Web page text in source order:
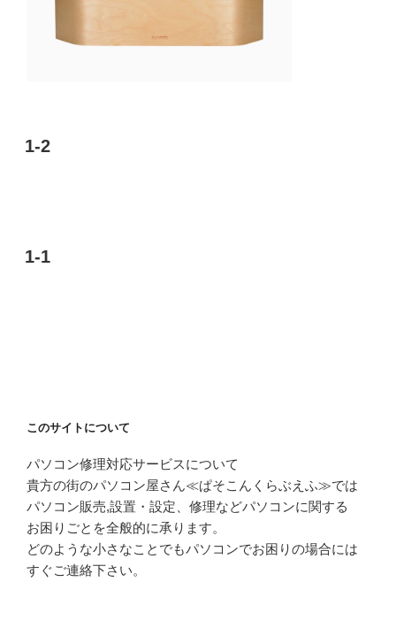
1-2
1-1
このサイトについて
パソコン修理対応サービスについて
貴方の街のパソコン屋さん≪ぱそこんくらぶえふ≫では
パソコン販売,設置・設定、修理などパソコンに関する
お困りごとを全般的に承ります。
どのような小さなことでもパソコンでお困りの場合には
すぐご連絡下さい。